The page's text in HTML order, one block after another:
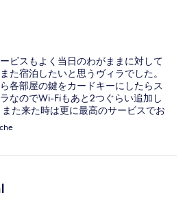
ビスもよく当日のわがままに対して
た宿泊したいと思うヴィラでした。
各部屋の鍵をカードキーにしたらス
なのでWi-Fiもあと2つぐらい追加し
た来た時は更に最高のサービスでお
楽しみにしています。